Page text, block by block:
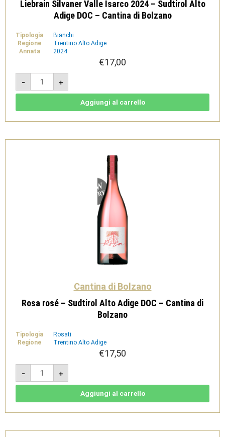
Liebrain Silvaner Valle Isarco 2024 – Sudtirol Alto
Adige DOC – Cantina di Bolzano
Tipologia
Bianchi
Regione
Trentino Alto Adige
Annata
2024
€17,00
-
Liebrain
Silvaner
Valle
Isarco
Alto
-
+
Aggiungi al carrello
Cantina di Bolzano
Rosa rosé – Sudtirol Alto Adige DOC – Cantina di
Bolzano
Tipologia
Rosati
Regione
Trentino Alto Adige
€17,50
-
Rosa
rosé
-
Sudtirol
-
Bolzano
+
Aggiungi al carrello